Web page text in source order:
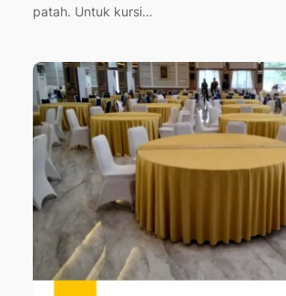
patah. Untuk kursi…